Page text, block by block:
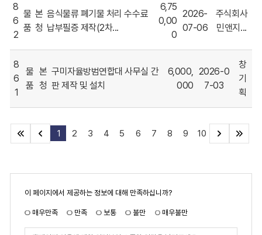
8
6
2
물
품
본
청
음식물류 폐기물 처리 수수료
납부필증 제작(2차...
6,75
0,00
0
2026-
07-06
주식회사
민앤지...
8
6
1
물
품
본
청
구미자율방범연합대 사무실 간
판 제작 및 설치
6,000,
000
2026-0
7-03
창
기
획
1 2 3 4 5 6 7 8 9 10
페
이
만
도
이 페이지에서 제공하는 정보에 대해 만족하십니까?
매우만족 만족 보통 불만
매우불만
페